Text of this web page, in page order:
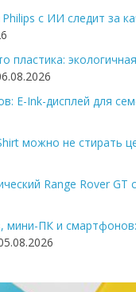
с ИИ следит за
пластика:
E-Ink-дисплей для
можно не стирать
Range Rover GT
мини-ПК и